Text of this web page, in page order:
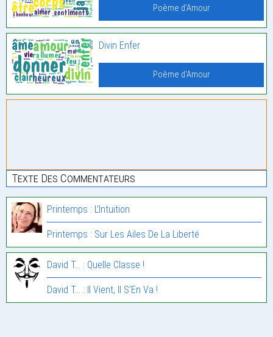
Poème d'Amour
Divin Enfer
Poème d'Amour
Texte Des Commentateurs
Printemps : L’Intuition
Printemps : Sur Les Ailes De La Liberté
David T... : Quelle Classe !
David T... : Il Vient, Il S’En Va !